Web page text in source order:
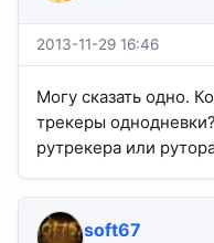
2013-11-29 16:46
Могу сказать одно.
трекеры
рутрекера или
soft67